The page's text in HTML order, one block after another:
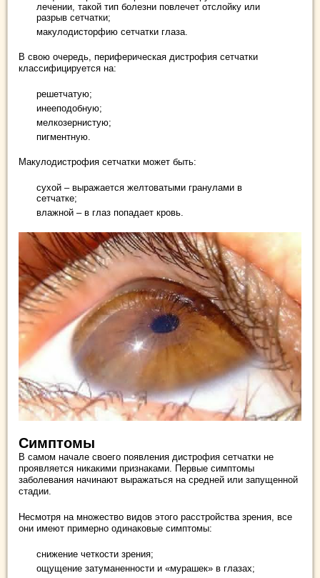
лечении, такой тип болезни повлечет отслойку или
разрыв сетчатки;
макулодисторфию сетчатки глаза.
В свою очередь, периферическая дистрофия сетчатки
классифицируется на:
решетчатую;
инееподобную;
мелкозернистую;
пигментную.
Макулодистрофия сетчатки может быть:
сухой – выражается желтоватыми гранулами в
сетчатке;
влажной – в глаз попадает кровь.
Симптомы
В самом начале своего появления дистрофия сетчатки не
проявляется никакими признаками. Первые симптомы
заболевания начинают выражаться на средней или запущенной
стадии.
Несмотря на множество видов этого расстройства зрения, все
они имеют примерно одинаковые симптомы:
снижение четкости зрения;
ощущение затуманенности и «мурашек» в глазах;